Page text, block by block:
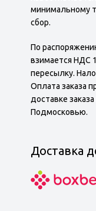
минимальному
сбор.
По
взимается НДС
пересылку.
Оплата заказа
доставке
Подмосковью.
Доставка